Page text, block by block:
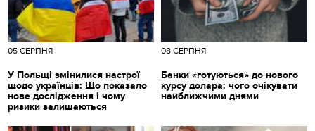
05 СЕРПНЯ
У Польщі змінилися настрої
щодо українців: Що показало
нове дослідження і чому
ризики залишаються
08 СЕРПНЯ
Банки «готуються» до нового
курсу долара: чого очікувати
найближчими днями